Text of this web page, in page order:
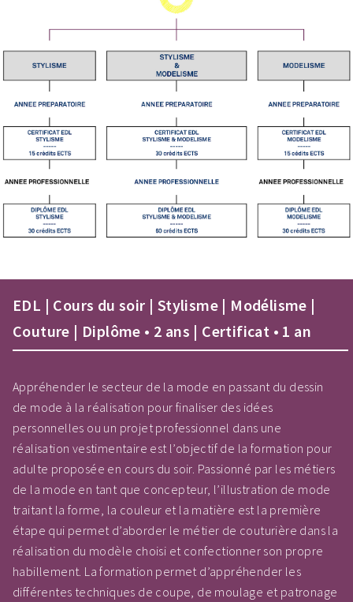
EDL | Cours du soir | Stylisme | Modélisme |
Couture | Diplôme • 2 ans | Certificat • 1 an
Appréhender le secteur de la mode en passant du dessin
de mode à la réalisation pour finaliser des idées
personnelles ou un projet professionnel dans une
réalisation vestimentaire est l’objectif de la formation pour
adulte proposée en cours du soir. Passionné par les métiers
de la mode en tant que concepteur, l’illustration de mode
traitant la forme, la couleur et la matière est la première
étape qui permet d’aborder le métier de couturière dans la
réalisation du modèle choisi et confectionner son propre
habillement. La formation permet d’appréhender les
différentes techniques de coupe, de moulage et patronage